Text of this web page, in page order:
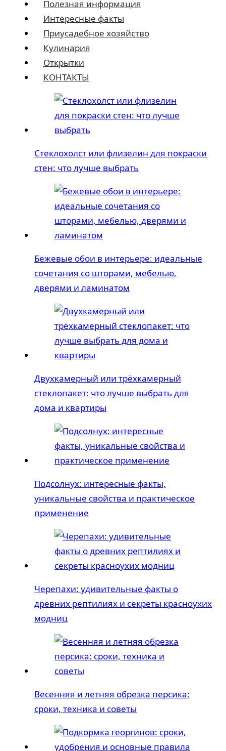
Полезная информация
Интересные факты
Приусадебное хозяйство
Кулинария
Открытки
КОНТАКТЫ
Стеклохолст или флизелин для покраски
стен: что лучше выбрать
Бежевые обои в интерьере: идеальные
сочетания со шторами, мебелью,
дверями и ламинатом
Двухкамерный или трёхкамерный
стеклопакет: что лучше выбрать для
дома и квартиры
Подсолнух: интересные факты,
уникальные свойства и практическое
применение
Черепахи: удивительные факты о
древних рептилиях и секреты красноухих
модниц
Весенняя и летняя обрезка персика:
сроки, техника и советы